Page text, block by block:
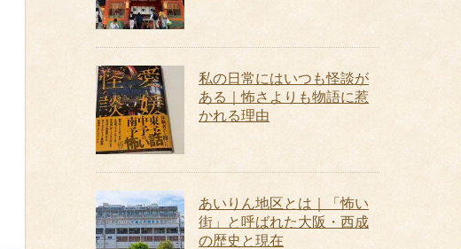
私の日常にはいつも怪談が
ある｜怖さよりも物語に惹
かれる理由
あいりん地区とは｜「怖い
街」と呼ばれた大阪・西成
の歴史と現在